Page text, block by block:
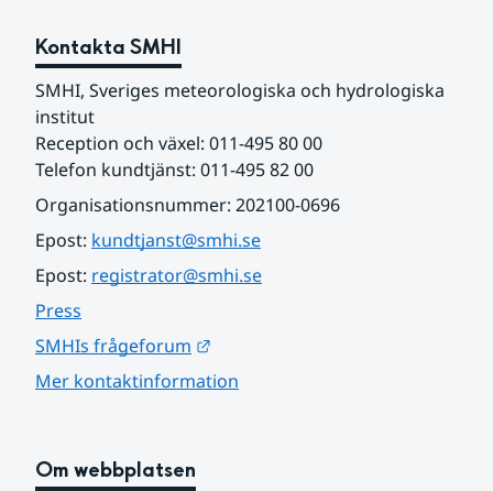
Kontakta SMHI
SMHI, Sveriges meteorologiska och hydrologiska
institut
Reception och växel: 011-495 80 00
Telefon kundtjänst: 011-495 82 00
Organisationsnummer: 202100-0696
Epost: kundtjanst@smhi.se
Epost: registrator@smhi.se
Press
SMHIs frågeforum
Mer kontaktinformation
Om webbplatsen